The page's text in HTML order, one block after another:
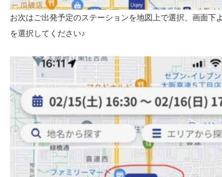
お次はご出発予定のステーションを地図上で選択、画面
を選択してください♪